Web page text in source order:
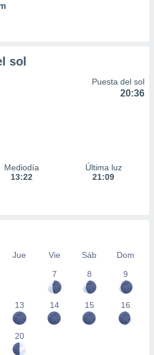
sol
Puesta del sol
20:36
Mediodía
13:22
Última luz
21:09
Jue Vie Sáb
Dom
7
8 9
13 14 15 16
20